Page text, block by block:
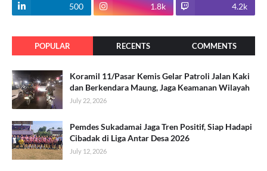
500 1.8k 4.2k
POPULAR RECENTS COMMENTS
Koramil 11/Pasar Kemis Gelar Patroli Jalan Kaki
dan Berkendara Maung, Jaga Keamanan Wilayah
July 22, 2026
Pemdes Sukadamai Jaga Tren Positif, Siap Hadapi
Cibadak di Liga Antar Desa 2026
July 12, 2026